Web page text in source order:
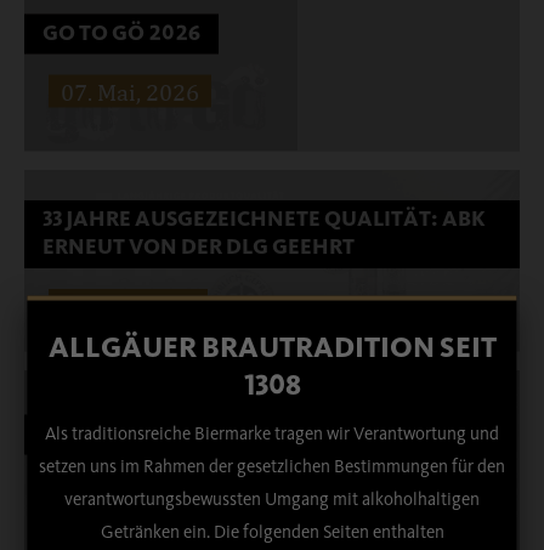
ALLGÄUER BRAUTRADITION SEIT
1308
Als traditionsreiche Biermarke tragen wir Verantwortung und
setzen uns im Rahmen der gesetzlichen Bestimmungen für den
verantwortungsbewussten Umgang mit alkoholhaltigen
Getränken ein. Die folgenden Seiten enthalten
Ein gelungenes Fest lebt von guter Musik, bester Stimmung –
GO TO GÖ 2026
07. Mai, 2026
Ein Wochenende voller Gemeinschaft, Stimmung und
33 JAHRE AUSGEZEICHNETE QUALITÄT: ABK
ERNEUT VON DER DLG GEEHRT
16. Apr, 2026
Weiterlesen …
FASCHINGSVERANSTALTUNGEN 2026
26. Feb, 2026